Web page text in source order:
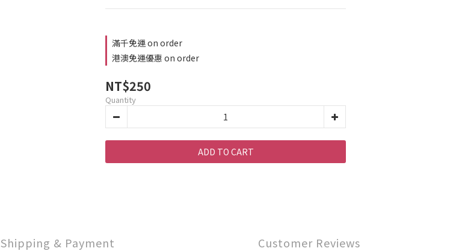
滿千免運 on order
港澳免運優惠 on order
NT$250
Quantity
ADD TO CART
Shipping & Payment Customer Reviews